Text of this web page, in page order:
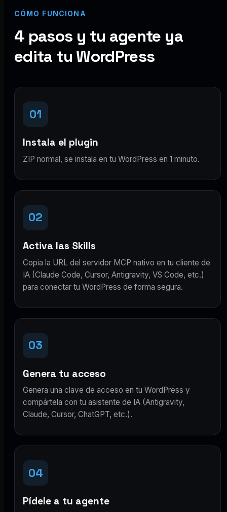
CÓMO FUNCIONA
4 pasos y tu agente ya
edita tu WordPress
01
Instala el plugin
ZIP normal, se instala en tu WordPress en 1 minuto.
02
Activa las Skills
Copia la URL del servidor MCP nativo en tu cliente de
IA (Claude Code, Cursor, Antigravity, VS Code, etc.)
para conectar tu WordPress de forma segura.
03
Genera tu acceso
Genera una clave de acceso en tu WordPress y
compártela con tu asistente de IA (Antigravity,
Claude, Cursor, ChatGPT, etc.).
04
Pídele a tu agente